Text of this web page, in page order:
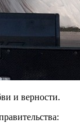
и верности.